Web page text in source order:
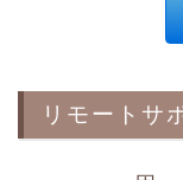
リモートサ